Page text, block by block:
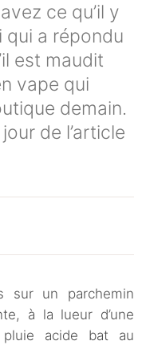
ce qu’il y
qui a répondu
est maudit
vape qui
demain.
de l’article
sur un parchemin
à la lueur d’une
pluie acide bat au